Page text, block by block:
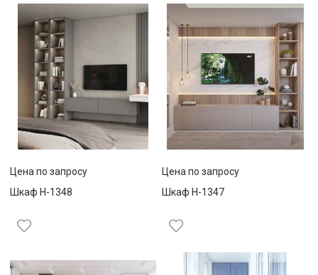
Цена по запросу
Шкаф Н-1348
Цена по запросу
Шкаф Н-1347